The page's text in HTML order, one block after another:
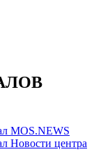
MOS.NEWS
Новости центра